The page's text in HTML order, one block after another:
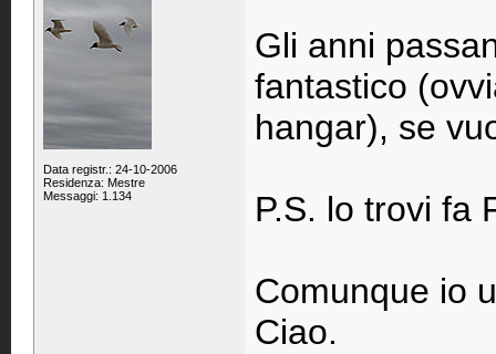
Data registr.: 24-10-2006
Residenza: Mestre
Messaggi: 1.134
Gli anni
fantastico
hangar), se
P.S. lo trovi fa
Comunque io
Ciao.